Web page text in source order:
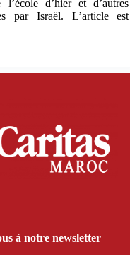
l’école d’hier et d’autres
par Israël. L’article est
à notre newsletter